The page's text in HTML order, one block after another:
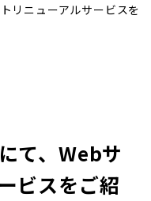
リニューアルサービスを
て、Webサ
ビスをご紹